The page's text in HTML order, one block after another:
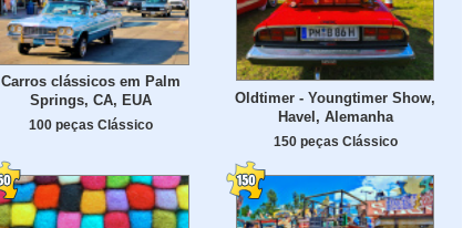
Carros clássicos em Palm
Springs, CA, EUA
100 peças Clássico
Oldtimer - Youngtimer Show,
Havel, Alemanha
150 peças Clássico